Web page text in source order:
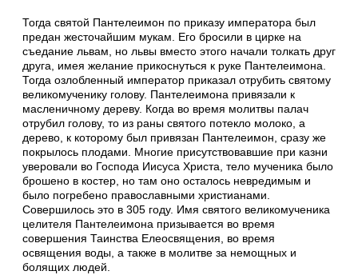
Тогда святой Пантелеимон по приказу императора был
предан жесточайшим мукам. Его бросили в цирке на
съедание львам, но львы вместо этого начали толкать друг
друга, имея желание прикоснуться к руке Пантелеимона.
Тогда озлобленный император приказал отрубить святому
великомученику голову. Пантелеимона привязали к
масленичному дереву. Когда во время молитвы палач
отрубил голову, то из раны святого потекло молоко, а
дерево, к которому был привязан Пантелеимон, сразу же
покрылось плодами. Многие присутствовавшие при казни
уверовали во Господа Иисуса Христа, тело мученика было
брошено в костер, но там оно осталось невредимым и
было погребено православными христианами.
Совершилось это в 305 году. Имя святого великомученика
целителя Пантелеимона призывается во время
совершения Таинства Елеосвящения, во время
освящения воды, а также в молитве за немощных и
болящих людей.